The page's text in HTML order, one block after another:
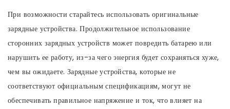
При возможности старайтесь использовать оригинальные
зарядные устройства. Продолжительное использование
сторонних зарядных устройств может повредить батарею или
нарушить ее работу, из-за чего энергия будет сохраняться хуже,
чем вы ожидаете. Зарядные устройства, которые не
соответствуют официальным спецификациям, могут не
обеспечивать правильное напряжение и ток, что влияет на